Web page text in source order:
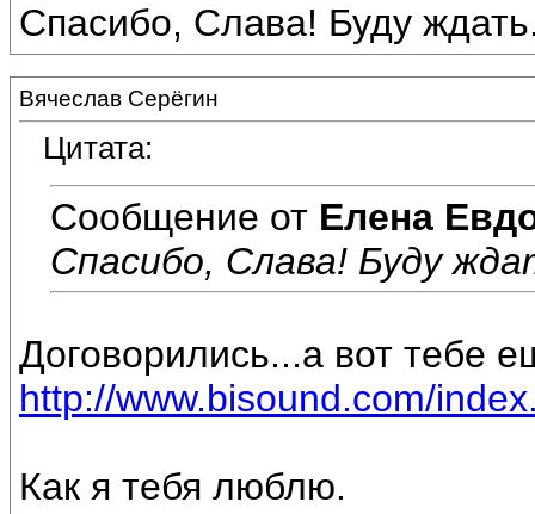
Спасибо, Слава! Буду
Вячеслав Серёгин
Цитата:
Сообщение от Елена
Спасибо, Слава! Буду
Договорились...а вот тебе
http://www.bisound.com/
Как я тебя люблю.